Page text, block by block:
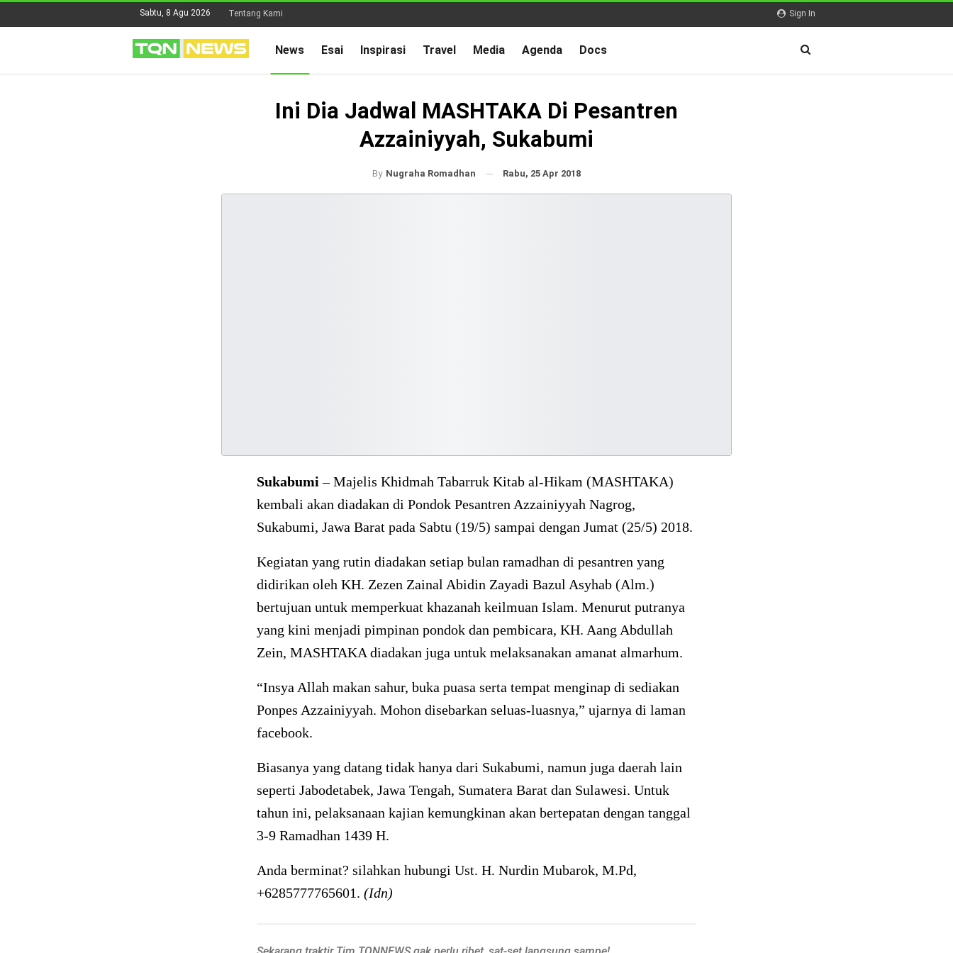
Sign In
Sabtu, 8 Agu 2026 Tentang Kami
News Esai Inspirasi Travel Media Agenda Docs
Ini Dia Jadwal MASHTAKA Di Pesantren
Azzainiyyah, Sukabumi
By Nugraha Romadhan Rabu, 25 Apr 2018
Sukabumi – Majelis Khidmah Tabarruk Kitab al-Hikam (MASHTAKA)
kembali akan diadakan di Pondok Pesantren Azzainiyyah Nagrog,
Sukabumi, Jawa Barat pada Sabtu (19/5) sampai dengan Jumat (25/5) 2018.
Kegiatan yang rutin diadakan setiap bulan ramadhan di pesantren yang
didirikan oleh KH. Zezen Zainal Abidin Zayadi Bazul Asyhab (Alm.)
bertujuan untuk memperkuat khazanah keilmuan Islam. Menurut putranya
yang kini menjadi pimpinan pondok dan pembicara, KH. Aang Abdullah
Zein, MASHTAKA diadakan juga untuk melaksanakan amanat almarhum.
“Insya Allah makan sahur, buka puasa serta tempat menginap di sediakan
Ponpes Azzainiyyah. Mohon disebarkan seluas-luasnya,” ujarnya di laman
facebook.
Biasanya yang datang tidak hanya dari Sukabumi, namun juga daerah lain
seperti Jabodetabek, Jawa Tengah, Sumatera Barat dan Sulawesi. Untuk
tahun ini, pelaksanaan kajian kemungkinan akan bertepatan dengan tanggal
3-9 Ramadhan 1439 H.
Anda berminat? silahkan hubungi Ust. H. Nurdin Mubarok, M.Pd,
+6285777765601. (Idn)